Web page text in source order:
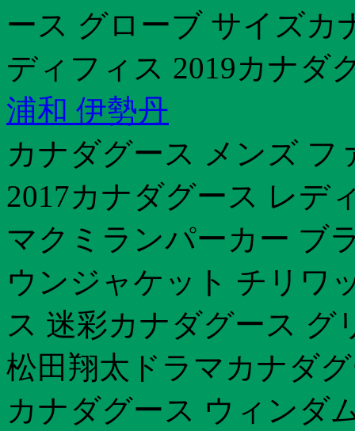
ース グローブ サイズカ
ディフィス 2019カナダ
浦和 伊勢丹
カナダグース メンズ フ
2017カナダグース レデ
マクミランパーカー ブ
ウンジャケット チリワ
ス 迷彩カナダグース
松田翔太ドラマカナダ
カナダグース ウィンダ